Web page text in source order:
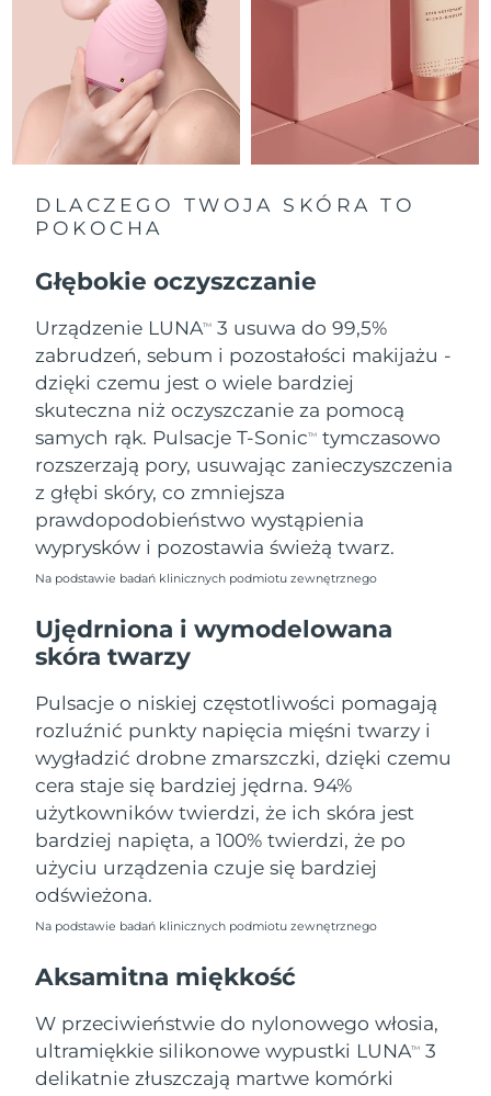
DLACZEGO TWOJA SKÓRA TO
POKOCHA
Głębokie oczyszczanie
Urządzenie LUNATM
3 usuwa do 99,5%
zabrudzeń, sebum i pozostałości makijażu -
dzięki czemu jest o wiele bardziej
skuteczna niż oczyszczanie za pomocą
samych rąk. Pulsacje T-SonicTM
tymczasowo
rozszerzają pory, usuwając zanieczyszczenia
z głębi skóry, co zmniejsza
prawdopodobieństwo wystąpienia
wyprysków i pozostawia świeżą twarz.
Na podstawie badań klinicznych podmiotu zewnętrznego
Ujędrniona i wymodelowana
skóra twarzy
Pulsacje o niskiej częstotliwości pomagają
rozluźnić punkty napięcia mięśni twarzy i
wygładzić drobne zmarszczki, dzięki czemu
cera staje się bardziej jędrna. 94%
użytkowników twierdzi, że ich skóra jest
bardziej napięta, a 100% twierdzi, że po
użyciu urządzenia czuje się bardziej
odświeżona.
Na podstawie badań klinicznych podmiotu zewnętrznego
Aksamitna miękkość
W przeciwieństwie do nylonowego włosia,
ultramiękkie silikonowe wypustki LUNATM
3
delikatnie złuszczają martwe komórki
Holandia
8/10/26
Nowa Zelandia
Oczekiwany czas dostawy
8/10/26
8/10/26
Filipiny
Polska
Oczekiwany czas dostawy
Portugalia
Oczekiwany czas dostawy
8/10/26
Portoryko
Oczekiwany czas dostawy
Katar
Reunion
Oczekiwany czas dostawy
Rumunia
Oczekiwany czas dostawy
8/10/26
Rosja
Oczekiwany czas dostawy
Arabia Saudyjska
Oczekiwany czas dostawy
Singapur
Słowacja
Oczekiwany czas dostawy
Słowenia
Oczekiwany czas dostawy
8/10/26